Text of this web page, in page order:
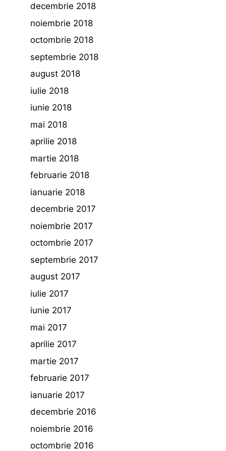
decembrie 2018
noiembrie 2018
octombrie 2018
septembrie 2018
august 2018
iulie 2018
iunie 2018
mai 2018
aprilie 2018
martie 2018
februarie 2018
ianuarie 2018
decembrie 2017
noiembrie 2017
octombrie 2017
septembrie 2017
august 2017
iulie 2017
iunie 2017
mai 2017
aprilie 2017
martie 2017
februarie 2017
ianuarie 2017
decembrie 2016
noiembrie 2016
octombrie 2016